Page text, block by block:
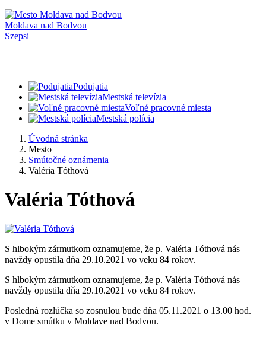
Moldava nad Bodvou
Szepsi
Podujatia
Mestská televízia
Voľné pracovné miesta
Mestská polícia
Úvodná stránka
Mesto
Smútočné oznámenia
Valéria Tóthová
Valéria Tóthová
S hlbokým zármutkom oznamujeme, že p. Valéria Tóthová nás
navždy opustila dňa 29.10.2021 vo veku 84 rokov.
S hlbokým zármutkom oznamujeme, že p. Valéria Tóthová nás
navždy opustila dňa 29.10.2021 vo veku 84 rokov.
Posledná rozlúčka so zosnulou bude dňa 05.11.2021 o 13.00 hod.
v Dome smútku v Moldave nad Bodvou.